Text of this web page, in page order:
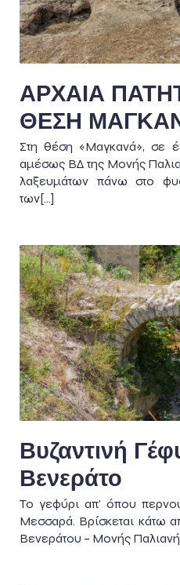
ΑΡΧΑΙΑ
ΘΕΣΗ
Στη θέση «Μαγκανά», σε
αμέσως ΒΔ της Μονής
λαξευμάτων πάνω στο
των[…]
Βυζαντινή
Βενεράτο
Το γεφύρι απ’ όπου
Μεσσαρά. Βρίσκεται κάτω
Βενεράτου – Μονής